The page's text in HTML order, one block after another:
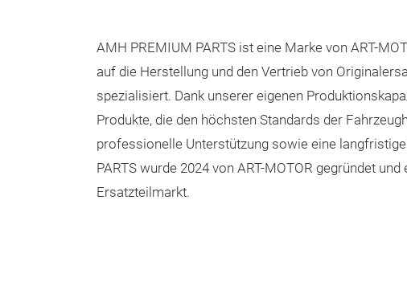
AMH PREMIUM PARTS ist eine Marke von ART-
auf die Herstellung und den Vertrieb von
spezialisiert. Dank unserer eigenen
Produkte, die den höchsten Standards der
professionelle Unterstützung sowie eine
PARTS wurde 2024 von ART-MOTOR gegründet
Ersatzteilmarkt.